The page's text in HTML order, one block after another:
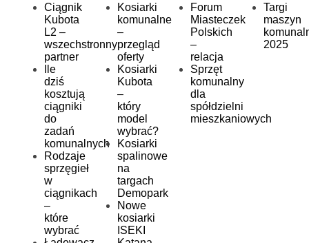
Ciągnik
Kubota
L2 –
wszechstronny
partner
Ile
dziś
kosztują
ciągniki
do
zadań
komunalnych
Rodzaje
sprzęgieł
w
ciągnikach
–
które
wybrać
Kosiarki
komunalne
–
przegląd
oferty
Kosiarki
Kubota
–
który
model
wybrać?
Kosiarki
spalinowe
na
targach
Demopark
Nowe
kosiarki
ISEKI
Forum
Miasteczek
Polskich
–
relacja
Sprzęt
komunalny
dla
spółdzielni
mieszkaniowych
Targi
maszyn
2025